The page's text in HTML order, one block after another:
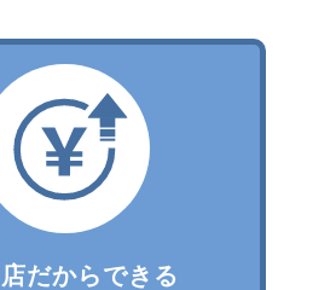
だからできる